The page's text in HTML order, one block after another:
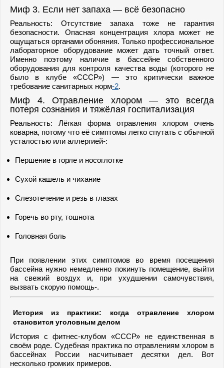
Миф 3. Если нет запаха — всё безопасно
Реальность: Отсутствие запаха тоже не гарантия
безопасности. Опасная концентрация хлора может не
ощущаться органами обоняния. Только профессиональное
лабораторное оборудование может дать точный ответ.
Именно поэтому наличие в бассейне собственного
оборудования для контроля качества воды (которого не
было в клубе «СССР») — это критически важное
требование санитарных норм-2.
Миф 4. Отравление хлором — это всегда
потеря сознания и тяжёлая госпитализация
Реальность: Лёгкая форма отравления хлором очень
коварна, потому что её симптомы легко спутать с обычной
усталостью или аллергией-:
Першение в горле и носоглотке
Сухой кашель и чихание
Слезотечение и резь в глазах
Горечь во рту, тошнота
Головная боль
При появлении этих симптомов во время посещения
бассейна нужно немедленно покинуть помещение, выйти
на свежий воздух и, при ухудшении самочувствия,
вызвать скорую помощь-.
История из практики: когда отравление хлором
становится уголовным делом
История с фитнес-клубом «СССР» не единственная в
своём роде. Судебная практика по отравлениям хлором в
бассейнах России насчитывает десятки дел. Вот
несколько громких примеров.